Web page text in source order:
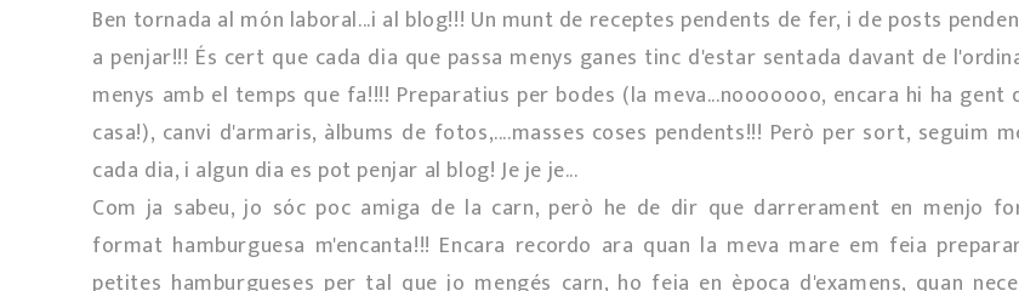
Ben tornada al món laboral...i al blog!!! Un munt de receptes pendents de fer, i de posts
a penjar!!! És cert que cada dia que passa menys ganes tinc d'estar sentada davant de
menys amb el temps que fa!!!! Preparatius per bodes (la meva...nooooooo, encara hi ha gent
casa!), canvi d'armaris, àlbums de fotos,....masses coses pendents!!! Però per sort, seguim
cada dia, i algun dia es pot penjar al blog! Je je je...
Com ja sabeu, jo sóc poc amiga de la carn, però he de dir que darrerament en menjo
format hamburguesa m'encanta!!! Encara recordo ara quan la meva mare em feia
petites hamburgueses per tal que jo mengés carn, ho feia en època d'examens, quan